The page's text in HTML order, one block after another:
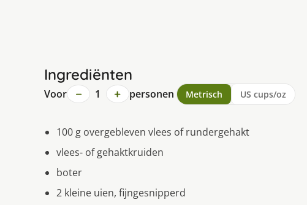
Ingrediënten
Voor − 1 + personen Metrisch US cups/oz
100 g overgebleven vlees of rundergehakt
vlees- of gehaktkruiden
boter
2 kleine uien, fijngesnipperd